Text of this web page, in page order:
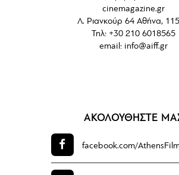
cinemagazine.gr
Λ. Ριανκούρ 64 Αθήνα,
Τηλ: +30 210 6018565
email: info@aiff.gr
ΑΚΟΛΟΥΘΗΣΤΕ
facebook.com/